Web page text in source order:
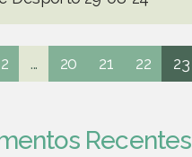
2 ... 20 21 22 23
Recentes